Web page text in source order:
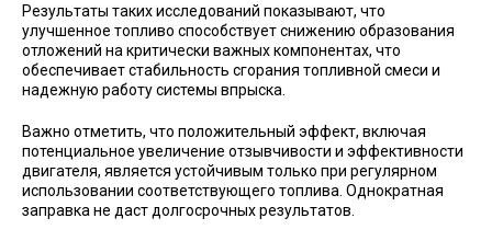
Результаты таких исследований показывают, что
улучшенное топливо способствует снижению образования
отложений на критически важных компонентах, что
обеспечивает стабильность сгорания топливной смеси и
надежную работу системы впрыска.
Важно отметить, что положительный эффект, включая
потенциальное увеличение отзывчивости и эффективности
двигателя, является устойчивым только при регулярном
использовании соответствующего топлива. Однократная
заправка не даст долгосрочных результатов.